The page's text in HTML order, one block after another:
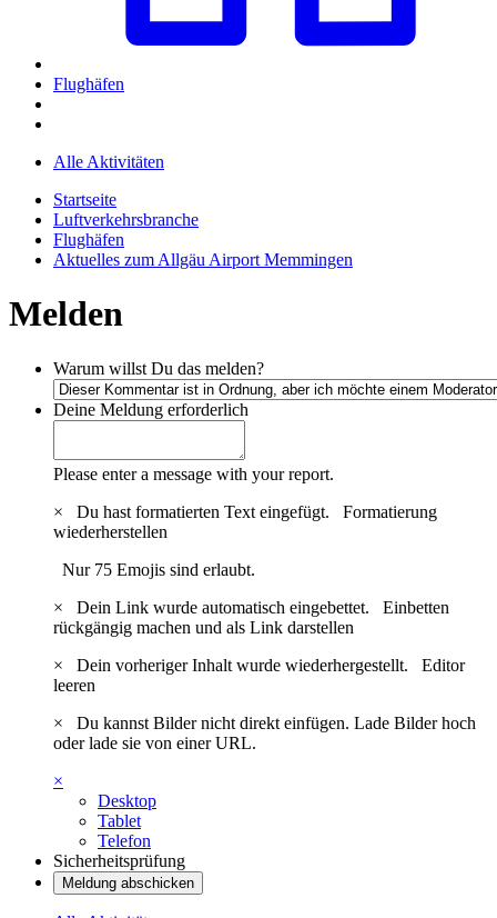
Flughäfen
Alle Aktivitäten
Startseite
Luftverkehrsbranche
Flughäfen
Aktuelles zum Allgäu Airport Memmingen
Melden
Warum willst Du das melden?
Deine Meldung erforderlich
Please enter a message with your report.
×
Du hast formatierten Text eingefügt. Formatierung
wiederherstellen
Nur 75 Emojis sind erlaubt.
×
Dein Link wurde automatisch eingebettet. Einbetten
rückgängig machen und als Link darstellen
×
Dein vorheriger Inhalt wurde wiederhergestellt. Editor
leeren
×
Du kannst Bilder nicht direkt einfügen. Lade Bilder hoch
oder lade sie von einer URL.
×
Desktop
Tablet
Telefon
Sicherheitsprüfung
Meldung abschicken